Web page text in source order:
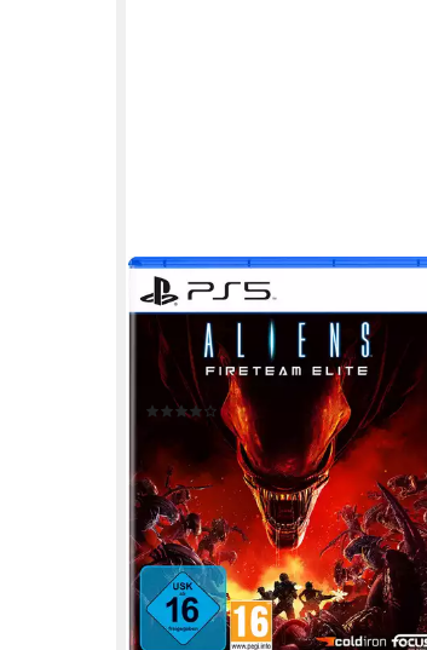
FOCUS ENTERTAINMENT
Aliens: Fireteam Elite
Playstation 5
Plattform
ab 16 Jahren USK-Freigabe
FOCUS ENTERTAINMENT PUBLISHING
(3)
lieferbar - in 3-4 Werktagen bei dir